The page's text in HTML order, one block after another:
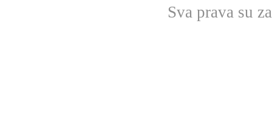
Sva prava su